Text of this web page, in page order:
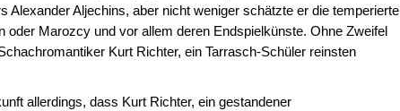
Alexander Aljechins, aber nicht weniger schätzte er die temperierte
oder Marozcy und vor allem deren Endspielkünste. Ohne Zweifel
Kurt Richter, ein Tarrasch-Schüler reinsten
allerdings, dass Kurt Richter, ein gestandener